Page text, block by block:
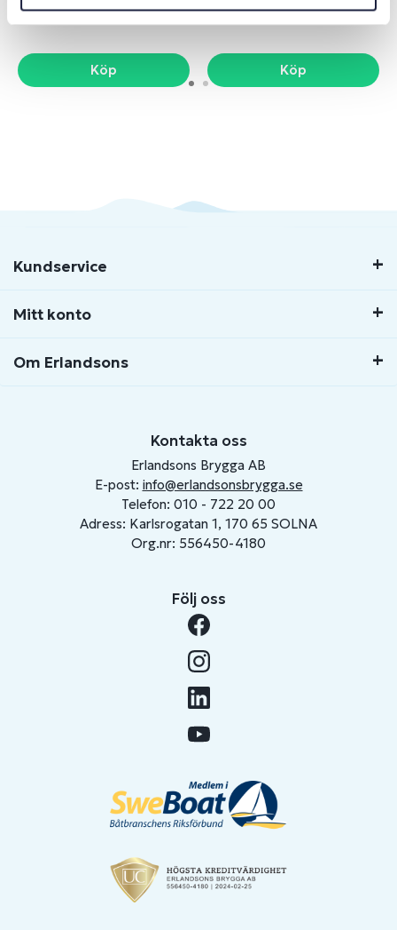
Ord. netto 9 995 kr
Köp
Ord. netto 16 269 kr
Köp
Kundservice
Mitt konto
Om Erlandsons
Kontakta oss
Erlandsons Brygga AB
E-post: info@erlandsonsbrygga.se
Telefon: 010 - 722 20 00
Adress: Karlsrogatan 1, 170 65 SOLNA
Org.nr: 556450-4180
Följ oss